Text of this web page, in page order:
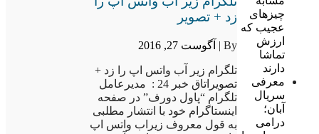
چیزهای
عجیب که
ارزش
تماشا
دارند
معرفی
سریال
آبان؛
درامی
زد + تصویر
By | آگوست 27, 2016
تلگرام زیر آب واتس اپ را زد +
تصویراتاق خبر 24 : مدیرعامل
تلگرام “پاول دورف” در صفحه
اینستاگرام خود با انتشار مطلبی
به قول معروف زیراب واتس اپ